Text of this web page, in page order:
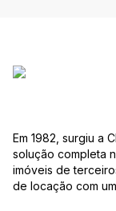
Em 1982, surgiu a
solução completa
imóveis de
de locação com